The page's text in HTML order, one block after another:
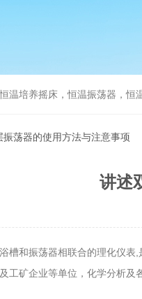
养摇床，恒温振荡器，恒温水槽
振荡器的使用方法与注意事项
讲述
槽和振荡器相联合的理化仪
工矿企业等单位，化学分析